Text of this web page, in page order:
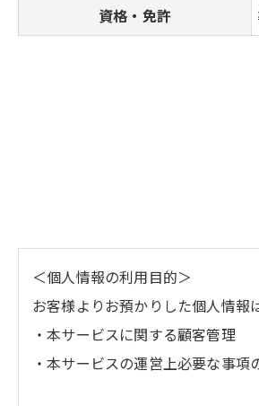
資格・免許
＜個人情報の利用目的＞
お客様よりお預かりした個人情報
・本サービスに関する顧客管理
・本サービスの運営上必要な事項